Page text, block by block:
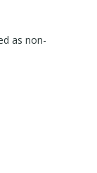
as non-